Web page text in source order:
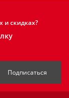
и скидках?
Подписаться